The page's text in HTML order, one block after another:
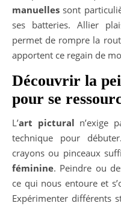
manuelles sont
ses batteries. Allier
permet de rompre la
apportent ce regain de
Découvrir la
pour se
L’art pictural n’exige
technique pour
crayons ou pinceaux
féminine. Peindre ou
ce qui nous entoure et
Expérimenter différents